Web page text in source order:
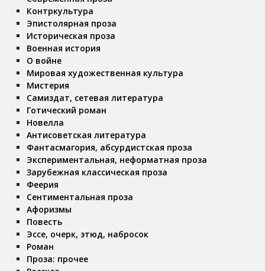
Контркультура
Эпистолярная проза
Историческая проза
Военная история
О войне
Мировая художественная культура
Мистерия
Самиздат, сетевая литература
Готический роман
Новелла
Антисоветская литература
Фантасмагория, абсурдистская проза
Экспериментальная, неформатная проза
Зарубежная классическая проза
Феерия
Сентиментальная проза
Афоризмы
Повесть
Эссе, очерк, этюд, набросок
Роман
Проза: прочее